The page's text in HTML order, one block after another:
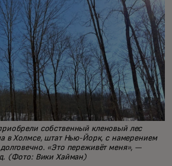
собственный кленовый лес
в Холмсе, штат Нью-Йорк, с намерением
«Это переживёт меня», —
(Фото: Вики Хайман)